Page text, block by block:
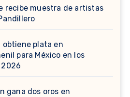
recibe muestra de artistas
obtiene plata en
para México en los
gana dos oros en